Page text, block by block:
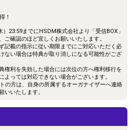
！
23:59までにHSDM株式会社より「受信BOX」
ご確認のほど宜しくお願いいたします。
記載の指示に従い期限までにご対応いただく必
ない場合は特典が取り消しになる可能性がござ
権利を失効した場合には次位の方へ権利移行を
よっては対応できない場合がございます。
の方は、自身の所属するオーガナイザーへ連絡
いいたします。